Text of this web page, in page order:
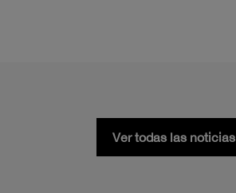
Ver todas las noticias